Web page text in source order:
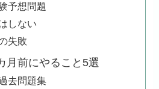
予想問題
しない
失敗
月前にやること5選
去問題集